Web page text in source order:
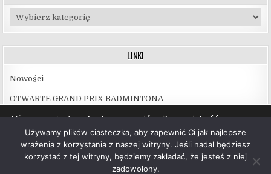
Kategorie
LINKI
Nowości
OTWARTE GRAND PRIX BADMINTONA
Używamy ciasteczek, aby zapewnić najlepszą jakość
korzystania z naszej witryny.
Więcej informacji na temat plików ciasteczka, których
używamy, oraz możliwości ich wyłączenia znajdziesz w
ustawieniach.
Używamy plików ciasteczka, aby zapewnić Ci jak najlepsze
wrażenia z korzystania z naszej witryny. Jeśli nadal będziesz
korzystać z tej witryny, będziemy zakładać, że jesteś z niej
zadowolony.